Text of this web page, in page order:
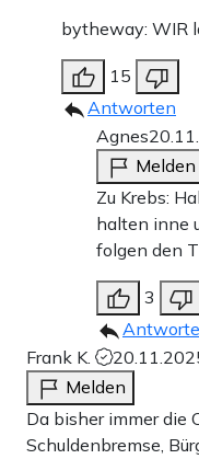
bytheway: WIR
15
Antworten
Agnes
Melden
Zu Krebs:
halten inne
folgen den
3
Frank K.
Melden
Da bisher immer die
Schuldenbremse,